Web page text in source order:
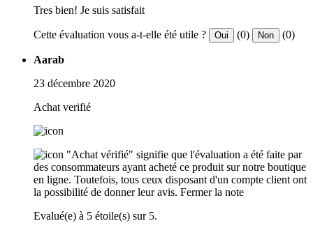
Tres bien! Je suis satisfait
Cette évaluation vous a-t-elle été utile ? Oui (0) Non (0)
Aarab
23 décembre 2020
Achat verifié
"Achat vérifié" signifie que l'évaluation a été faite par
des consommateurs ayant acheté ce produit sur notre boutique
en ligne. Toutefois, tous ceux disposant d'un compte client ont
la possibilité de donner leur avis. Fermer la note
Evalué(e) à 5 étoile(s) sur 5.